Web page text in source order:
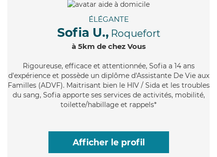
ÉLÉGANTE
Sofia U., Roquefort
à 5km de chez Vous
Rigoureuse, efficace et attentionnée, Sofia a 14 ans
d'expérience et possède un diplôme d'Assistante De Vie aux
Familles (ADVF). Maitrisant bien le HIV / Sida et les troubles
du sang, Sofia apporte ses services de activités, mobilité,
toilette/habillage et rappels*
Afficher le profil